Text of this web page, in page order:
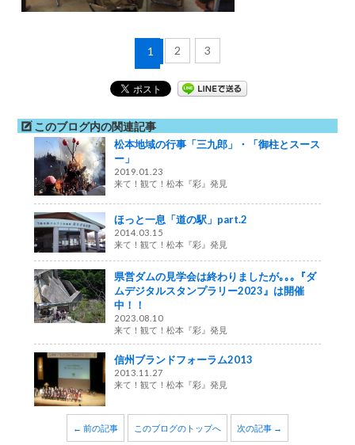
1 2 3
このブログ内の関連記事
松本地域の行事「三九郎」・「御柱とスース
ー」
2019.01.23
来て！観て！松本『彩』発見
ほっと一息「道の駅」part.2
2014.03.15
来て！観て！松本『彩』発見
県営ダムの見学会は終わりましたが｡｡｡『ダ
ムデジタルスタンプラリー2023』は開催
中！！
2023.08.10
来て！観て！松本『彩』発見
信州ブランドフォーラム2013
2013.11.27
来て！観て！松本『彩』発見
← 前の記事 このブログのトップへ 次の記事 →